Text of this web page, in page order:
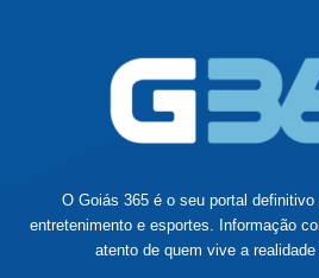
O Goiás 365 é o seu portal
entretenimento e esportes. Informação
atento de quem vive a realidade